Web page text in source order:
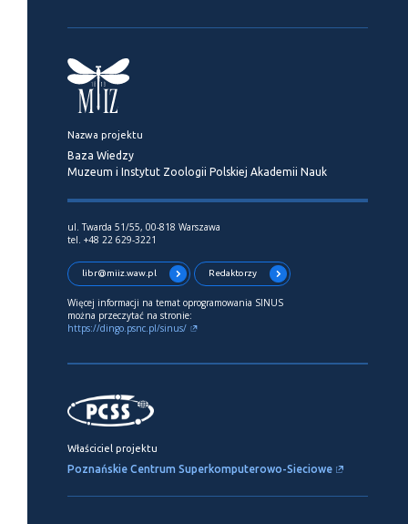
Nazwa projektu
Baza Wiedzy
Muzeum i Instytut Zoologii Polskiej Akademii Nauk
ul. Twarda 51/55, 00-818 Warszawa
tel. +48 22 629-3221
libr@miiz.waw.pl Redaktorzy
Więcej informacji na temat oprogramowania SINUS
można przeczytać na stronie:
https://dingo.psnc.pl/sinus/
Właściciel projektu
Poznańskie Centrum Superkomputerowo-Sieciowe